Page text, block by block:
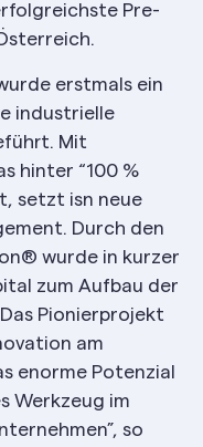
Pre-
erstmals ein
industrielle
Mit
hinter “100 %
setzt isn neue
Durch den
wurde in kurzer
zum Aufbau der
Pionierprojekt
am
enorme Potenzial
Werkzeug im
so